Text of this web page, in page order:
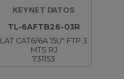
KEYNET DATOS
TL-6AFTB26-03R
LAT CAT6/6A 15U" FTP 3
MTS RJ
731153